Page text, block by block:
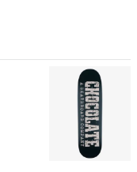
Bewertungen,
verletzen oder Spam
nicht veröffentlicht.
Durchschnitt aller
die diesen